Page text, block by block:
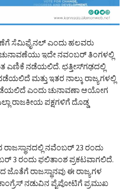
ಸೆಮಿಫೈನಲ್ ಎಂದು ಹಲವರು
ಇದೇ ನವಂಬರ್ ತಿಂಗಳಲ್ಲಿ
ಎಣಿಕೆ ನಡೆಯಲಿದೆ. ಛತ್ತೀಸ್‌ಗಢದಲ್ಲಿ
ಮತ್ತು ಇತರ ನಾಲ್ಕು ರಾಜ್ಯಗಳಲ್ಲಿ
ಎಂದು ಚುನಾವಣಾ ಆಯೋಗ
ರಾಜಕೀಯ ಪಕ್ಷಗಳಿಗೆ ದೊಡ್ಡ
ರಾಜಸ್ಥಾನದಲ್ಲಿ ನವೆಂಬರ್ 23 ರಂದು
3 ರಂದು ಫಲಿತಾಂಶ ಪ್ರಕಟವಾಗಲಿದೆ.
ಜೊತೆಗೆ ರಾಜಸ್ಥಾನವು ಈ ರಾಜ್ಯಗಳ
ನಡುವಿನ ಪೈಪೋಟಿಗೆ ಪ್ರಮುಖ